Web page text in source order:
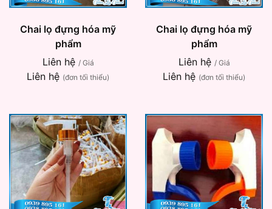
Chai lọ đựng hóa mỹ
phẩm
Liên hệ / Giá
Liên hệ (đơn tối thiểu)
Chai lọ đựng hóa mỹ
phẩm
Liên hệ / Giá
Liên hệ (đơn tối thiểu)